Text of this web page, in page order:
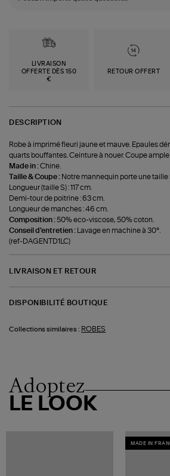
LIVRAISON
OFFERTE DÈS 150
€
RETOUR OFFERT
DESCRIPTION
Robe à imprimé fleuri jaune et mauve. Epaules
quarts bouffantes. Ceinture à nouer. Coupe
Made in :Chine.
Taille & Coupe : Notre mannequin porte une taille
Longueur (taille S) : 117 cm.
Demi-tour de poitrine : 63 cm.
Longueur de manches : 46 cm.
Composition :50% eco-viscose, 50% coton.
Conseil d'entretien :
Lavage en machine à 30°.
(ref-DAGENTD1LC)
LIVRAISON ET RETOUR
DISPONIBILITÉ BOUTIQUE
Collections similaires : ROBES
Adoptez
LE LOOK
MADE IN